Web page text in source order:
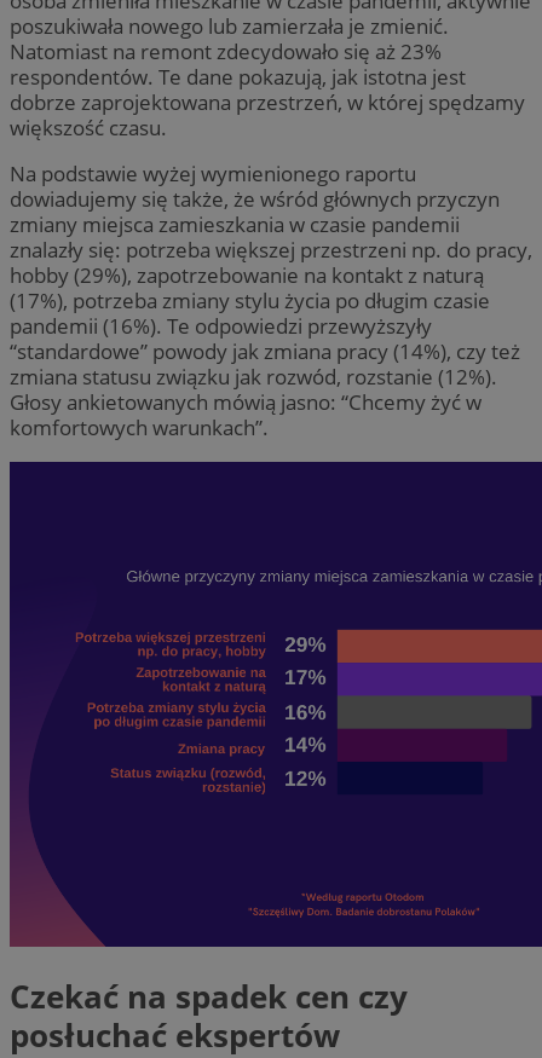
poszukiwała nowego lub zamierzała je zmienić.
Natomiast na remont zdecydowało się aż 23%
respondentów. Te dane pokazują, jak istotna jest
dobrze zaprojektowana przestrzeń, w której spędzamy
większość czasu.
Na podstawie wyżej wymienionego raportu
dowiadujemy się także, że wśród głównych przyczyn
zmiany miejsca zamieszkania w czasie pandemii
znalazły się: potrzeba większej przestrzeni np. do pracy,
hobby (29%), zapotrzebowanie na kontakt z naturą
(17%), potrzeba zmiany stylu życia po długim czasie
pandemii (16%). Te odpowiedzi przewyższyły
“standardowe” powody jak zmiana pracy (14%), czy też
zmiana statusu związku jak rozwód, rozstanie (12%).
Głosy ankietowanych mówią jasno: “Chcemy żyć w
komfortowych warunkach”.
Czekać na spadek cen czy
posłuchać ekspertów